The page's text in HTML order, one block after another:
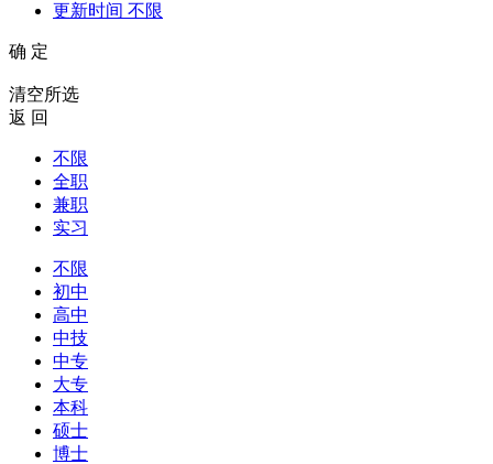
更新时间 不限
确 定
清空所选
返 回
不限
全职
兼职
实习
不限
初中
高中
中技
中专
大专
本科
硕士
博士